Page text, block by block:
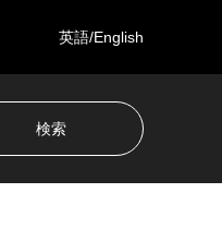
英語/English